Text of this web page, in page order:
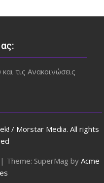
τις Ανακοινώσεις
/ Morstar Media. All rights
| Theme: SuperMag by Acme